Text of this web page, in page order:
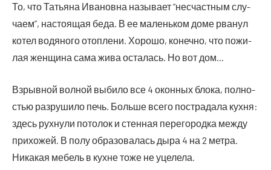
То, что Татья­на Ива­нов­на назы­ва­ет “несчаст­ным слу­
ча­ем”, насто­я­щая беда. В ее малень­ком доме рва­нул
котел водя­но­го отоп­ле­ни. Хоро­шо, конеч­но, что пожи­
лая жен­щи­на сама жива оста­лась. Но вот дом…
Взрыв­ной вол­ной выби­ло все 4 окон­ных бло­ка, пол­но­
стью раз­ру­ши­ло печь. Боль­ше все­го постра­да­ла кух­ня:
здесь рух­ну­ли пото­лок и стен­ная пере­го­род­ка меж­ду
при­хо­жей. В полу обра­зо­ва­лась дыра 4 на 2 мет­ра.
Ника­кая мебель в кухне тоже не уцелела.